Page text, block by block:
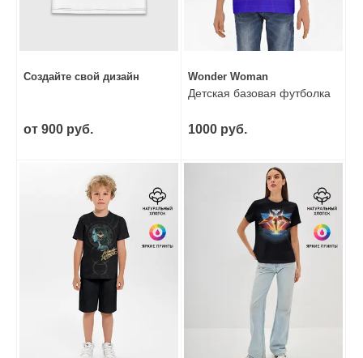
Создайте свой дизайн
от 900 руб.
Wonder Woman
Детская базовая футболка
1000 руб.